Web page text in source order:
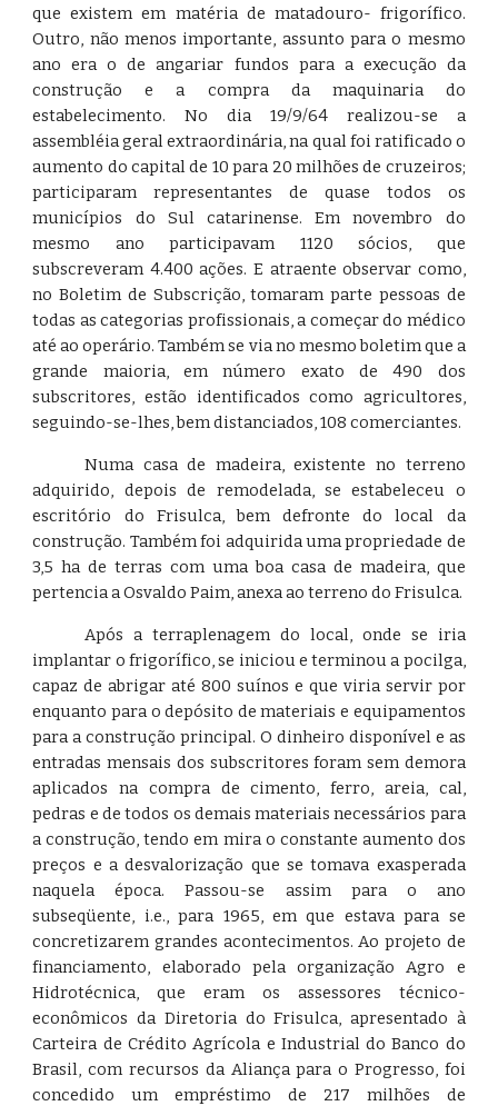
que existem em matéria de matadouro- frigorífico.
Outro, não menos importante, assunto para o mesmo
ano era o de angariar fundos para a execução da
construção e a compra da maquinaria do
estabelecimento. No dia 19/9/64 realizou-se a
assembléia geral extraordinária, na qual foi ratificado o
aumento do capital de 10 para 20 milhões de cruzeiros;
participaram representantes de quase todos os
municípios do Sul catarinense. Em novembro do
mesmo ano participavam 1120 sócios, que
subscreveram 4.400 ações. E atraente observar como,
no Boletim de Subscrição, tomaram parte pessoas de
todas as categorias profissionais, a começar do médico
até ao operário. Também se via no mesmo boletim que a
grande maioria, em número exato de 490 dos
subscritores, estão identificados como agricultores,
seguindo-se-lhes, bem distanciados, 108 comerciantes.
Numa casa de madeira, existente no terreno
adquirido, depois de remodelada, se estabeleceu o
escritório do Frisulca, bem defronte do local da
construção. Também foi adquirida uma propriedade de
3,5 ha de terras com uma boa casa de madeira, que
pertencia a Osvaldo Paim, anexa ao terreno do Frisulca.
Após a terraplenagem do local, onde se iria
implantar o frigorífico, se iniciou e terminou a pocilga,
capaz de abrigar até 800 suínos e que viria servir por
enquanto para o depósito de materiais e equipamentos
para a construção principal. O dinheiro disponível e as
entradas mensais dos subscritores foram sem demora
aplicados na compra de cimento, ferro, areia, cal,
pedras e de todos os demais materiais necessários para
a construção, tendo em mira o constante aumento dos
preços e a desvalorização que se tomava exasperada
naquela época. Passou-se assim para o ano
subseqüente, i.e., para 1965, em que estava para se
concretizarem grandes acontecimentos. Ao projeto de
financiamento, elaborado pela organização Agro e
Hidrotécnica, que eram os assessores técnico-
econômicos da Diretoria do Frisulca, apresentado à
Carteira de Crédito Agrícola e Industrial do Banco do
Brasil, com recursos da Aliança para o Progresso, foi
concedido um empréstimo de 217 milhões de